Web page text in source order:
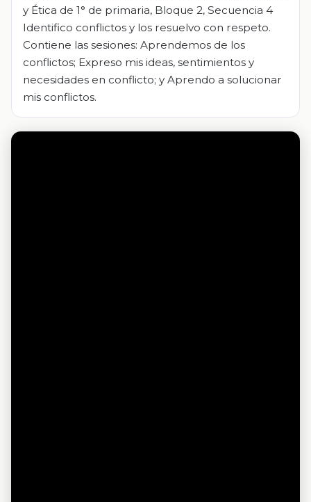
y Ética de 1° de primaria, Bloque 2, Secuencia 4
Identifico conflictos y los resuelvo con respeto.
Contiene las sesiones: Aprendemos de los
conflictos; Expreso mis ideas, sentimientos y
necesidades en conflicto; y Aprendo a solucionar
mis conflictos.